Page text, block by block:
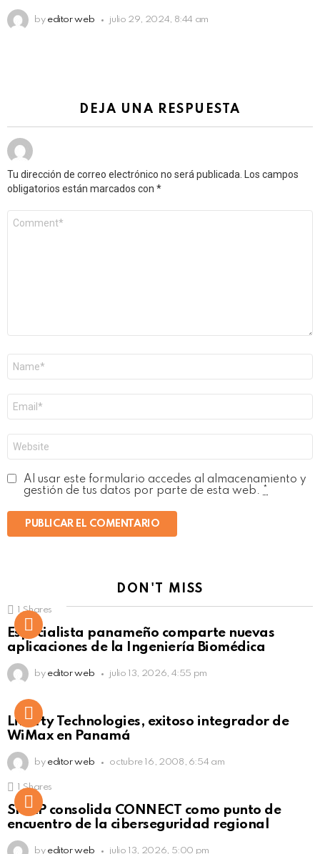
by editor web julio 29, 2024, 8:44 am
DEJA UNA RESPUESTA
Tu dirección de correo electrónico no será publicada.
Los campos
obligatorios están marcados con *
electrónico
*
Al usar este formulario accedes al almacenamiento y
gestión de tus datos por parte de esta web.
DON'T MISS
Click to view this post
Shares
Especialista panameño comparte nuevas
aplicaciones de la Ingeniería Biomédica
by editor web julio 13, 2026, 4:55 pm
Liberty Technologies, exitoso integrador de
WiMax en Panamá
by editor web octubre 16, 2008, 6:54 am
Click to view this post
Shares
SISAP consolida CONNECT como punto de
encuentro de la ciberseguridad regional
by editor web julio 13, 2026, 5:00 pm